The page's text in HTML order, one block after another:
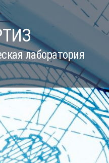
лаборатория